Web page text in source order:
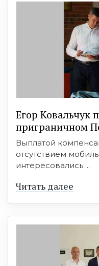
Егор Ковальчук
приграничном
Выплатой
отсутствием
интересовались ...
Читать далее